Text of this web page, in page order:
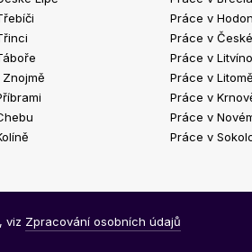
Práce v
Práce v
Práce v
Práce v
Práce v
Práce v
Práce v
viz Zpracování osobních údajů